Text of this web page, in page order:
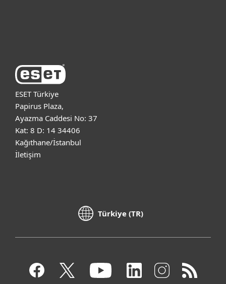
ESET Türkiye
Papirus Plaza,
Ayazma Caddesi No: 37
Kat: 8 D: 14 34406
Kağıthane/İstanbul
İletişim
Türkiye (TR)